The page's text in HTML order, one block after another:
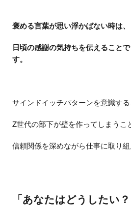
褒める言葉が思い浮かばない時は、
日頃の感謝の気持ちを伝えること
す。
サインドイッチパターンを意識する
Z世代の部下が壁を作ってしまうこ
信頼関係を深めながら仕事に取り組
「あなたはどうしたい